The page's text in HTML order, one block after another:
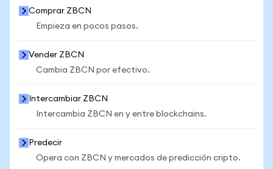
Comprar ZBCN
Empieza en pocos pasos.
Vender ZBCN
Cambia ZBCN por efectivo.
Intercambiar ZBCN
Intercambia ZBCN en y entre blockchains.
Predecir
Opera con ZBCN y mercados de predicción cripto.